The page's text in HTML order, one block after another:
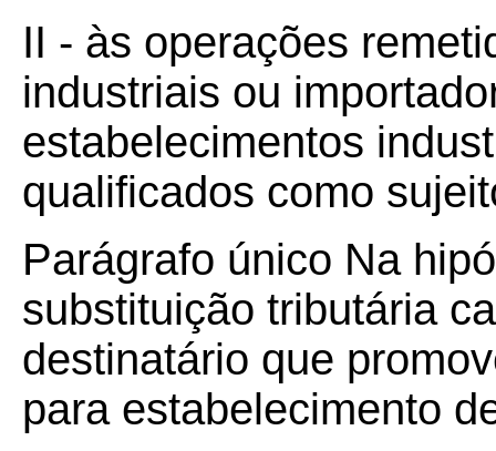
II - às operações
industriais ou
estabelecimentos
qualificados como
Parágrafo único Na
substituição tributária
destinatário que
para estabelecimento